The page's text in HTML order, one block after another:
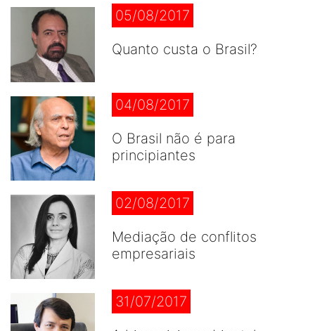
05/08/2017
Quanto custa o Brasil?
04/08/2017
O Brasil não é para
principiantes
02/08/2017
Mediação de conflitos
empresariais
31/07/2017